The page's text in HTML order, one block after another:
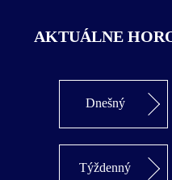
AKTUÁLNE
Dnešný
Týždenný